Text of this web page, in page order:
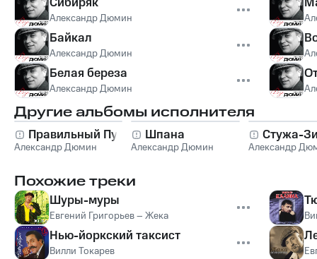
Александр Дюмин
Байкал
Александр Дюмин
Белая береза
Александр Дюмин
Другие альбомы исполнителя
Правильный Путь
Александр Дюмин
Шпана
Александр Дюмин
Стужа-
Александр
Похожие треки
Шуры-муры
Евгений Григорьев – Жека
Нью-йоркский таксист
Вилли Токарев